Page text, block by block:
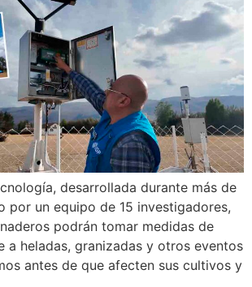
desarrollada durante más de
por un equipo de 15 investigadores,
podrán tomar medidas de
a heladas, granizadas y otros eventos
antes de que afecten sus cultivos y